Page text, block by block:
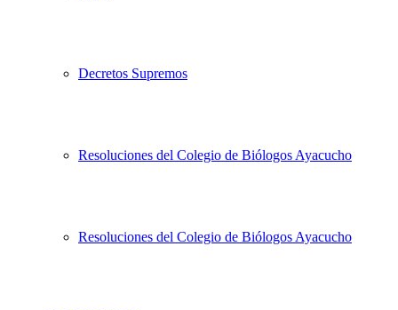
Decretos Supremos
Resoluciones del Colegio de Biólogos Ayacucho
Resoluciones del Colegio de Biólogos Ayacucho